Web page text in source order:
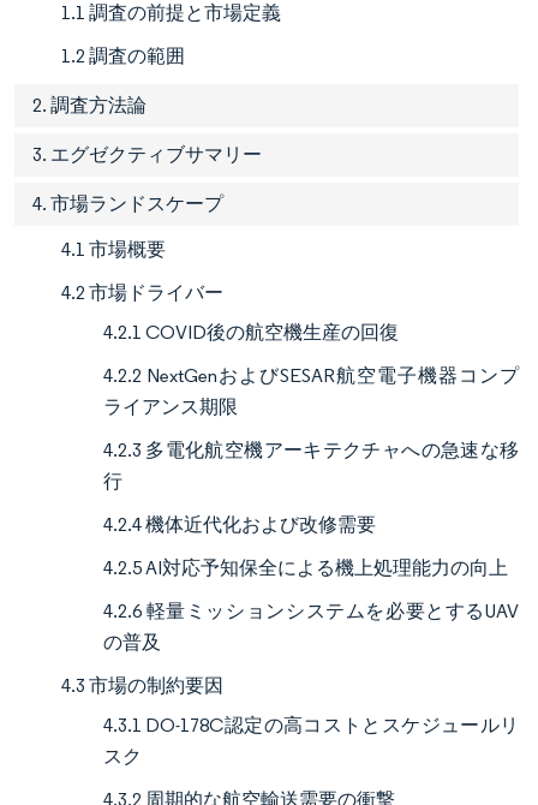
1.1 調査の前提と市場定義
1.2 調査の範囲
2. 調査方法論
3. エグゼクティブサマリー
4. 市場ランドスケープ
4.1 市場概要
4.2 市場ドライバー
4.2.1 COVID後の航空機生産の回復
4.2.2 NextGenおよびSESAR航空電子機器コンプ
ライアンス期限
4.2.3 多電化航空機アーキテクチャへの急速な移
行
4.2.4 機体近代化および改修需要
4.2.5 AI対応予知保全による機上処理能力の向上
4.2.6 軽量ミッションシステムを必要とするUAV
の普及
4.3 市場の制約要因
4.3.1 DO-178C認定の高コストとスケジュールリ
スク
4.3.2 周期的な航空輸送需要の衝撃